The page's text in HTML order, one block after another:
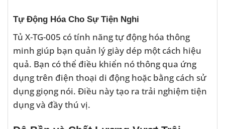
Tự Động Hóa Cho Sự Tiện Nghi
Tủ X-TG-005 có tính năng tự động hóa thông
minh giúp bạn quản lý giày dép một cách hiệu
quả. Bạn có thể điều khiển nó thông qua ứng
dụng trên điện thoại di động hoặc bằng cách sử
dụng giọng nói. Điều này tạo ra trải nghiệm tiện
dụng và đầy thú vị.